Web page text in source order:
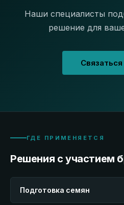
Наши специалисты
решение для
ГДЕ ПРИМЕНЯЕТСЯ
Решения с участием
Подготовка семян